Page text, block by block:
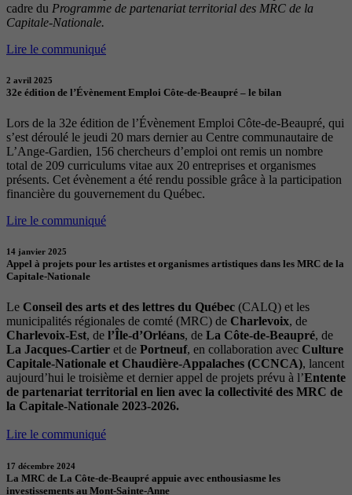
cadre du Programme de partenariat territorial des MRC de la
Capitale-Nationale.
Lire le communiqué
2 avril 2025
32e édition de l’Évènement Emploi Côte-de-Beaupré – le bilan
Lors de la 32e édition de l’Évènement Emploi Côte-de-Beaupré, qui
s’est déroulé le jeudi 20 mars dernier au Centre communautaire de
L’Ange-Gardien, 156 chercheurs d’emploi ont remis un nombre
total de 209 curriculums vitae aux 20 entreprises et organismes
présents. Cet évènement a été rendu possible grâce à la participation
financière du gouvernement du Québec.
Lire le communiqué
14 janvier 2025
Appel à projets pour les artistes et organismes artistiques dans les MRC de la
Capitale-Nationale
Le Conseil des arts et des lettres du Québec (CALQ) et les
municipalités régionales de comté (MRC) de Charlevoix, de
Charlevoix-Est, de l’Île-d’Orléans, de La Côte-de-Beaupré, de
La Jacques-Cartier et de Portneuf, en collaboration avec Culture
Capitale-Nationale et Chaudière-Appalaches (CCNCA), lancent
aujourd’hui le troisième et dernier appel de projets prévu à l’Entente
de partenariat territorial en lien avec la collectivité des MRC de
la Capitale-Nationale 2023-2026.
Lire le communiqué
17 décembre 2024
La MRC de La Côte-de-Beaupré appuie avec enthousiasme les
investissements au Mont-Sainte-Anne